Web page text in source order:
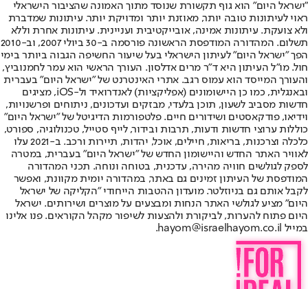
"ישראל היום" הוא גוף תקשורת שנוסד מתוך האמונה שהציבור הישראלי
ראוי לעיתונות טובה יותר, מאוזנת יותר ומדויקת יותר. עיתונות שמדברת
ולא צועקת. עיתונות אמינה, אובייקטיבית ועניינית. עיתונות אחרת וללא
תשלום. המהדורה המודפסת הראשונה פורסמה ב-30 ביולי 2007, וב-2010
הפך "ישראל היום" לעיתון הישראלי בעל שיעור החשיפה הגבוה ביותר בימי
חול. מו"ל העיתון היא ד"ר מרים אדלסון. העורך הראשי הוא עמר לחמנוביץ,
והעורך המייסד הוא עמוס רגב. אתרי האינטרנט של "ישראל היום" בעברית
ובאנגלית, כמו כן היישומונים (אפליקציות) לאנדרואיד ול-iOS, מציגים
חדשות מסביב לשעון, תוכן בלעדי, מבזקים ועדכונים, ניתוחים ופרשנויות,
וידיאו, פודקאסטים ושידורים חיים. פלטפורמות הדיגיטל של "ישראל היום"
כוללות ערוצי חדשות ודעות, תרבות ובידור, לייף סטייל, טכנולוגיה, ספורט,
כלכלה וצרכנות, בריאות, חיילים, אוכל, יהדות, תיירות ורכב. ב-2021 עלו
לאוויר האתר החדש והיישומון החדש של "ישראל היום" בעברית, במטרה
לספק לגולשים חוויה מהירה, עדכנית, בטוחה ונוחה. תכני המהדורה
המודפסת של העיתון זמינים גם באתר, במהדורה יומית מקוונת, ואפשר
לקבל אותם גם בניוזלטר. מועדון ההטבות הייחודי "הקליקה של ישראל
היום" מציע לגולשי האתר הנחות ומבצעים על מוצרים ושירותים. ישראל
היום פתוח להערות, לביקורת ולהצעות לשיפור מקהל הקוראים. פנו אלינו
במייל hayom@israelhayom.co.il.